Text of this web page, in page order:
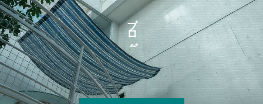
ブ
ロ
グ